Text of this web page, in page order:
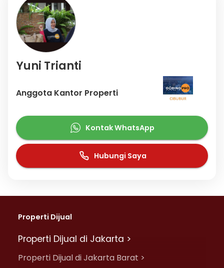
Yuni Trianti
Anggota Kantor Properti
Kontak WhatsApp
Hubungi Saya
Properti Dijual
Properti Dijual di Jakarta >
Properti Dijual di Jakarta Barat >